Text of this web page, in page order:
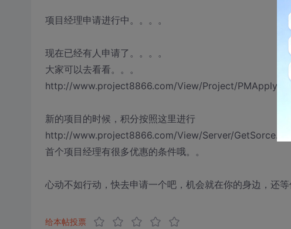
项目经理申请进行中。。。。
现在已经有人申请了。。。。
大家可以去看看。。。
http://www.project8866.com/View/Project/
新的项目的时候，积分按照这里进行
http://www.project8866.com/View/Server/
首个项目经理有很多优惠的条件哦。。
心动不如行动，快去申请一个吧，机会就在你的身边，还等
给本帖投票